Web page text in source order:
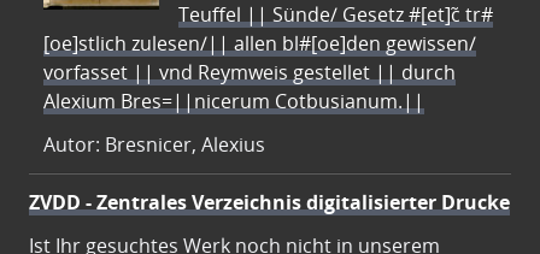
Teuffel || Sünde/ Gesetz #[et]c̃ tr#
[oe]stlich zulesen/|| allen bl#[oe]den gewissen/
vorfasset || vnd Reymweis gestellet || durch
Alexium Bres=||nicerum Cotbusianum.||
Autor: Bresnicer, Alexius
ZVDD - Zentrales Verzeichnis digitalisierter Drucke
Ist Ihr gesuchtes Werk noch nicht in unserem